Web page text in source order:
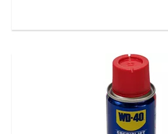
Rückstände zu hinterlassen. Das Spray
Geräten, Kontakten, Kunststoff und
und eignet sich besonders für
eine saubere und rückstandsfreie
hilft, Kontaktprobleme durch